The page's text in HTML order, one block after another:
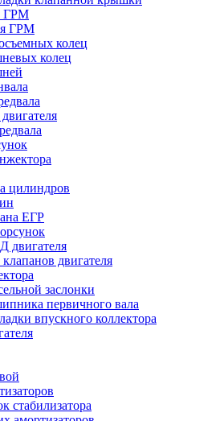
ГРМ
ГРМ
колец
колец
цилиндров
ЕГР
двигателя
двигателя
заслонки
первичного вала
впускного коллектора
стабилизатора